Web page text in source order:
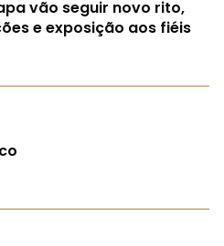
vão seguir novo rito,
e exposição aos fiéis